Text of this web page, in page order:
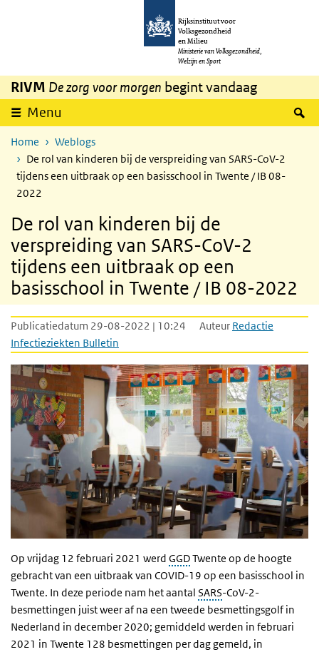
Overslaan en naar de inhoud gaan
Rijksinstituut voor
Volksgezondheid
en Milieu
Ministerie van Volksgezondheid,
Welzijn en Sport
RIVM De zorg voor morgen begint vandaag
Menu
Home
Weblogs
De rol van kinderen bij de verspreiding van SARS-CoV-2
tijdens een uitbraak op een basisschool in Twente / IB 08-
2022
De rol van kinderen bij de
verspreiding van SARS-CoV-2
tijdens een uitbraak op een
basisschool in Twente / IB 08-2022
Publicatiedatum 29-08-2022 | 10:24 Auteur Redactie
Infectieziekten Bulletin
Op vrijdag 12 februari 2021 werd GGDTwente op de hoogte
gebracht van een uitbraak van COVID-19 op een basisschool in
Twente. In deze periode nam het aantal SARS-CoV-2-
besmettingen juist weer af na een tweede besmettingsgolf in
Nederland in december 2020; gemiddeld werden in februari
2021 in Twente 128 besmettingen per dag gemeld, in